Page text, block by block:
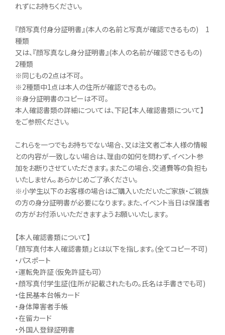
れずにお持ちください。
『顔写真付身分証明書』(本人の名前と写真が確認できるもの) 1
種類
又は、『顔写真なし身分証明書』(本人の名前が確認できるもの)
2種類
※同じもの2点は不可。
※2種類中1点は本人の住所が確認できるもの。
※身分証明書のコピーは不可。
本人確認書類の詳細については、下記【本人確認書類について】
をご参照ください。
これらを一つでもお持ちでない場合、又は注文者ご本人様の情報
との内容が一致しない場合は、理由の如何を問わず、イベント参
加をお断りさせていただきます。またこの場合、交通費等の負担も
いたしません。あらかじめご了承ください。
※小学生以下のお客様の場合はご購入いただいたご家族・ご親族
の方の身分証明書が必要になります。また、イベント当日は保護者
の方がお付添いいただきますようお願いいたします。
【本人確認書類について】
「顔写真付本人確認書類」とは以下を指します。(全てコピー不可)
・パスポート
・運転免許証（仮免許証も可）
・顔写真付学生証(住所が記載されたもの。氏名は手書きでも可)
・住民基本台帳カード
・身体障害者手帳
・在留カード
・外国人登録証明書